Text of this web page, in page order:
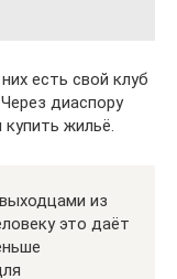
есть свой клуб
диаспору
купить жильё.
из
это даёт